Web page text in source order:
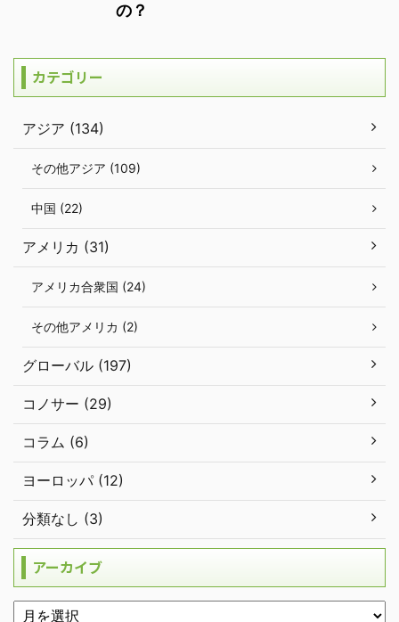
の？
カテゴリー
アジア (134)
その他アジア (109)
中国 (22)
アメリカ (31)
アメリカ合衆国 (24)
その他アメリカ (2)
グローバル (197)
コノサー (29)
コラム (6)
ヨーロッパ (12)
分類なし (3)
アーカイブ